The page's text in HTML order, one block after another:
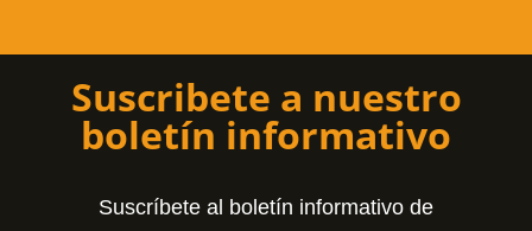
Suscribete a nuestro
boletín informativo
Suscríbete al boletín informativo de